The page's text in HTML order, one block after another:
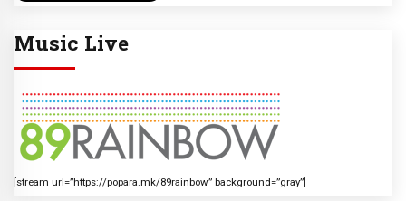
Music Live
[stream url=”https://popara.mk/89rainbow” background=”gray”]